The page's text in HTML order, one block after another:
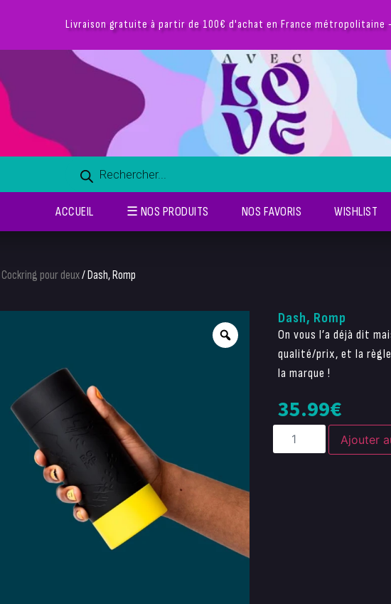
ACCUEIL ☰ NOS PRODUITS NOS FAVORIS WISHLIST
Cockring pour deux/ Dash, Romp
Dash, Romp
On vous l’a déjà dit
qualité/prix, et la règle
la marque !
35.99€
Ajouter